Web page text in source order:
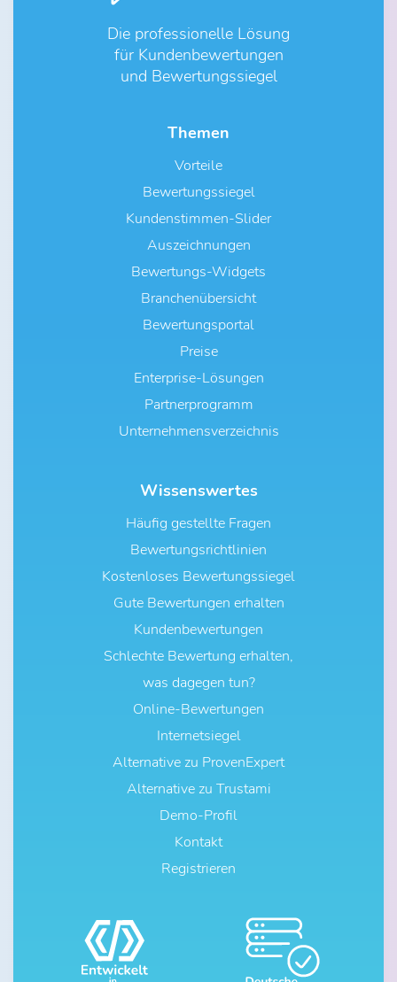
Die professionelle Lösung
für Kundenbewertungen
und Bewertungssiegel
Themen
Vorteile
Bewertungssiegel
Kundenstimmen-Slider
Auszeichnungen
Bewertungs-Widgets
Branchenübersicht
Bewertungsportal
Preise
Enterprise-Lösungen
Partnerprogramm
Unternehmensverzeichnis
Wissenswertes
Häufig gestellte Fragen
Bewertungsrichtlinien
Kostenloses Bewertungssiegel
Gute Bewertungen erhalten
Kundenbewertungen
Schlechte Bewertung erhalten,
was dagegen tun?
Online-Bewertungen
Internetsiegel
Alternative zu ProvenExpert
Alternative zu Trustami
Demo-Profil
Kontakt
Registrieren